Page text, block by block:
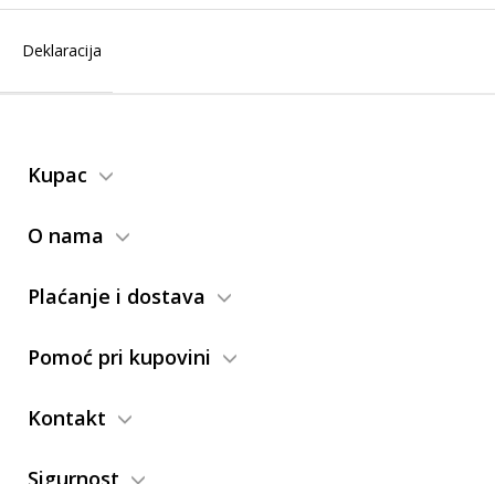
Deklaracija
Kupac
O nama
Plaćanje i dostava
Pomoć pri kupovini
Kontakt
Sigurnost